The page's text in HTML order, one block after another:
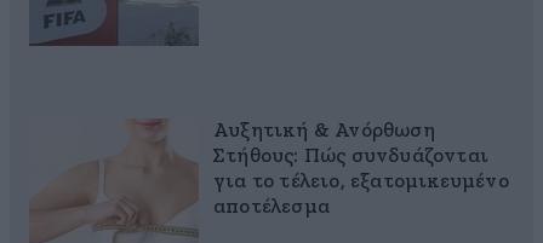
Αυξητική & Ανόρθωση
Στήθους: Πώς συνδυάζονται
για το τέλειο, εξατομικευμένο
αποτέλεσμα